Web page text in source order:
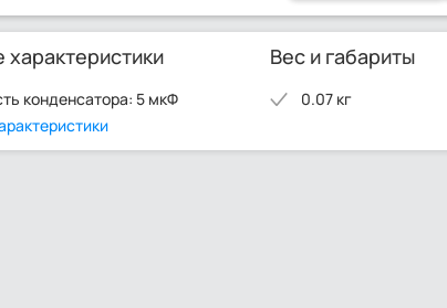
характеристики
конденсатора: 5 мкФ
Вес и габариты
0.07 кг